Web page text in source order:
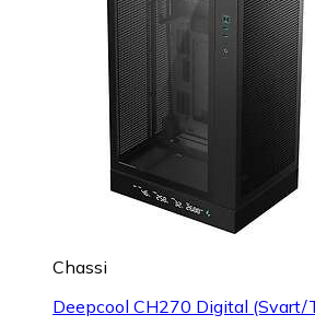
Chassi
Deepcool CH270 Digital (Svart/